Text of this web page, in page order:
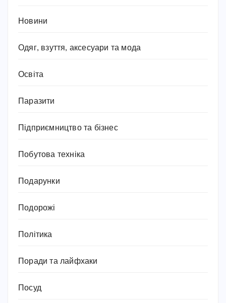
Новини
Одяг, взуття, аксесуари та мода
Освіта
Паразити
Підприємництво та бізнес
Побутова техніка
Подарунки
Подорожі
Політика
Поради та лайфхаки
Посуд